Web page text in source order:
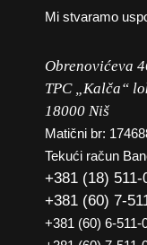
Mi stvaramo
Obrenovićeva
TPC „Kalča“
18000 Niš
Matični br:
Tekući račun
+381 (18) 511-
+381 (60) 7-
+381 (60) 6-511-